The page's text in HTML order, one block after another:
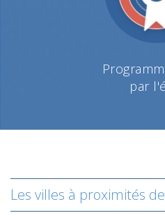
par
Les villes à proximités